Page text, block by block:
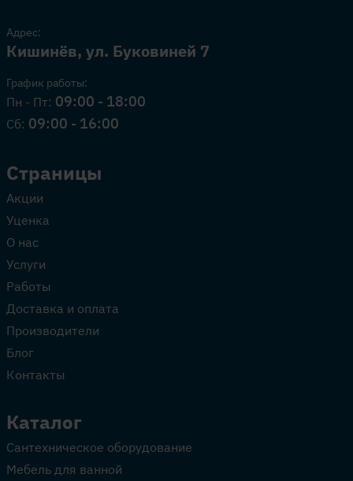
Адрес:
Кишинёв, ул. Буковиней 7
График работы:
Пн - Пт: 09:00 - 18:00
Сб: 09:00 - 16:00
Страницы
Акции
Уценка
О нас
Услуги
Работы
Доставка и оплата
Производители
Блог
Контакты
Каталог
Сантехническое оборудование
Мебель для ванной